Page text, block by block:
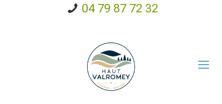
04 79 87 72 32